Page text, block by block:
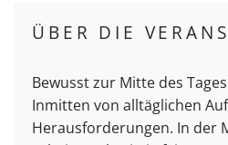
ÜBER DIE
Bewusst zur Mitte des
Inmitten von alltäglichen
Herausforderungen. In der